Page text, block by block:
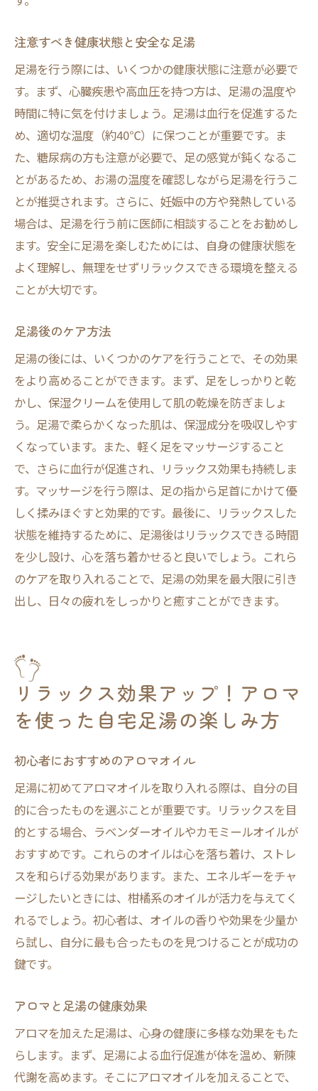
伝統と現代の足湯スタイルの違い
足湯文化の変遷と影響
自宅で楽しむ足湯の現代的アプローチ
足湯が現代人に愛される理由
注意すべき健康状態と安全な足湯
足湯を行う際には、いくつかの健康状態に注意が必要で
す。まず、心臓疾患や高血圧を持つ方は、足湯の温度や
時間に特に気を付けましょう。足湯は血行を促進するた
め、適切な温度（約40℃）に保つことが重要です。ま
た、糖尿病の方も注意が必要で、足の感覚が鈍くなるこ
とがあるため、お湯の温度を確認しながら足湯を行うこ
とが推奨されます。さらに、妊娠中の方や発熱している
場合は、足湯を行う前に医師に相談することをお勧めし
ます。安全に足湯を楽しむためには、自身の健康状態を
よく理解し、無理をせずリラックスできる環境を整える
ことが大切です。
足湯後のケア方法
足湯の後には、いくつかのケアを行うことで、その効果
をより高めることができます。まず、足をしっかりと乾
かし、保湿クリームを使用して肌の乾燥を防ぎましょ
う。足湯で柔らかくなった肌は、保湿成分を吸収しやす
くなっています。また、軽く足をマッサージすること
で、さらに血行が促進され、リラックス効果も持続しま
す。マッサージを行う際は、足の指から足首にかけて優
しく揉みほぐすと効果的です。最後に、リラックスした
状態を維持するために、足湯後はリラックスできる時間
を少し設け、心を落ち着かせると良いでしょう。これら
のケアを取り入れることで、足湯の効果を最大限に引き
出し、日々の疲れをしっかりと癒すことができます。
リラックス効果アップ！アロマ
を使った自宅足湯の楽しみ方
初心者におすすめのアロマオイル
足湯に初めてアロマオイルを取り入れる際は、自分の目
的に合ったものを選ぶことが重要です。リラックスを目
的とする場合、ラベンダーオイルやカモミールオイルが
おすすめです。これらのオイルは心を落ち着け、ストレ
スを和らげる効果があります。また、エネルギーをチャ
ージしたいときには、柑橘系のオイルが活力を与えてく
れるでしょう。初心者は、オイルの香りや効果を少量か
ら試し、自分に最も合ったものを見つけることが成功の
鍵です。
アロマと足湯の健康効果
アロマを加えた足湯は、心身の健康に多様な効果をもた
らします。まず、足湯による血行促進が体を温め、新陳
代謝を高めます。そこにアロマオイルを加えることで、